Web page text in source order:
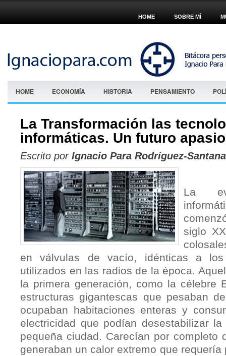
HOME SOBRE MÍ
HOME ECONOMÍA HISTORIA PENSAMIENTO
La Transformación las
informáticas. Un futuro
Escrito por Ignacio Para Rodríguez-Santana
La
siglo
en válvulas de vacío, idénticas a los
utilizados en las radios de la época.
la primera generación, como la célebre
estructuras gigantescas que pesaban
ocupaban habitaciones enteras y
electricidad que podían desestabilizar
pequeña ciudad. Carecían por completo
generaban un calor extremo que